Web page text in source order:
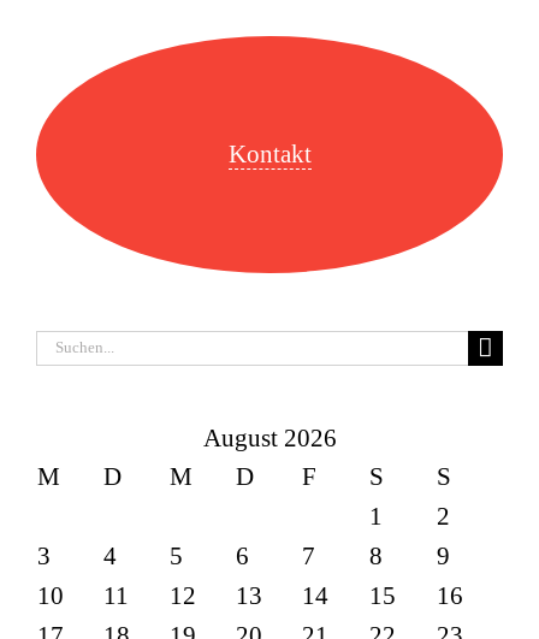
Kontakt
Suche
August 2026
M
D M D F S
S
1
2
3
4 5 6 7 8
9
10
11 12 13 14 15
16